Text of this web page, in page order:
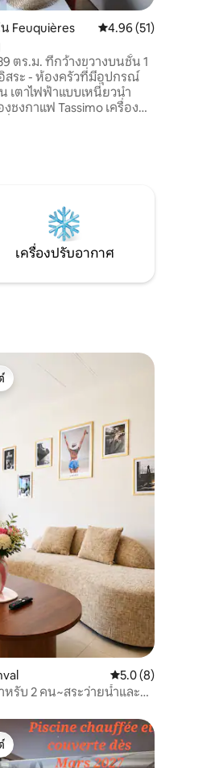
วิว
Feuquières คะแนนเฉลี่ย 4.96 จาก
4.96 (51)
ตร.ม. ที่กว้างขวางบนชั้น 1
มีอุปกรณ์
เตาไฟฟ้าแบบเหนี่ยวนำ
งชงกาแฟ Tassimo เครื่องปิ้ง
งเล่นพร้อมสมาร์ททีวี Wi-Fi
ที่นั่ง - พื้นที่นอนพร้อมเตียงคู่
ฟอาหารกลางวัน
เครื่องปรับอากาศ
วิว
ด
คะแนนเฉลี่ย 5.0 จา
5.0 (8)
หรับ 2 คน~สระว่ายน้ำและส
ด